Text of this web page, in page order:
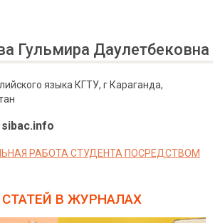
Гульмира Даулетбековна
языка КГТУ, г Караганда,
sibac.info
РАБОТА СТУДЕНТА ПОСРЕДСТВОМ
В ЖУРНАЛАХ